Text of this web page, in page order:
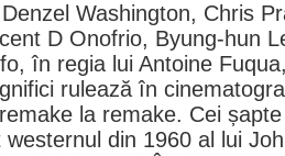
Washington, Chris
D Onofrio, Byung-hun
în regia lui Antoine Fuqua
rulează în
la remake. Cei
westernul din 1960 al lui